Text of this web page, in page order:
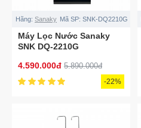
Hãng: Sanaky Mã SP: SNK-DQ2210G
Máy Lọc Nước Sanaky
SNK DQ-2210G
4.590.000đ 5.890.000đ
-22%